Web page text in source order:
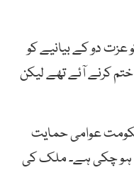
عزت دو کے بیانیے کو
کرنے آئے تھے لیکن
عوامی حمایت
ہو چکی ہے۔ ملک کی